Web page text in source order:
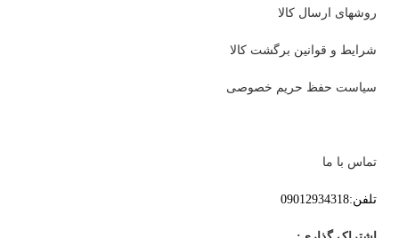
روشهای ارسال کالا
شرایط و قوانین برگشت کالا
سیاست حفظ حریم خصوصی
تماس با ما
تلفن:09012934318